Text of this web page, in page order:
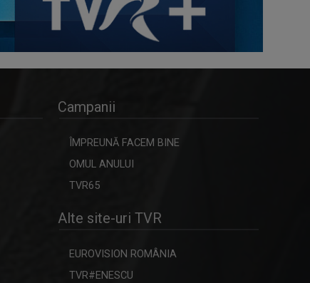
Campanii
ÎMPREUNĂ FACEM BINE
OMUL ANULUI
TVR65
Alte site-uri TVR
EUROVISION ROMÂNIA
TVR#ENESCU